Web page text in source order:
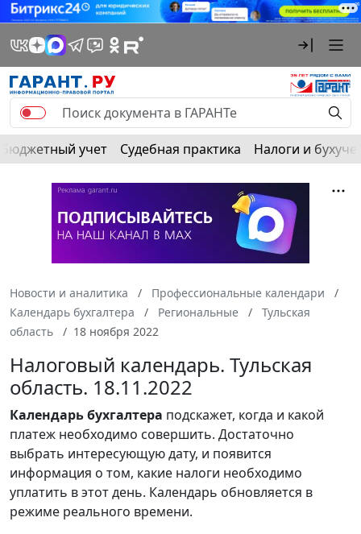
Бюджетный учет Судебная практика Налоги и
Новости и аналитика
Профессиональные календари
Календарь бухгалтера
Региональные
Тульская
область
18 ноября 2022
Налоговый календарь. Тульская
область. 18.11.2022
Календарьбухгалтера подскажет, когда и какой
платеж необходимо совершить. Достаточно
выбрать интересующую дату, и появится
информация о том, какие налоги необходимо
уплатить в этот день. Календарь обновляется в
режиме реального времени.